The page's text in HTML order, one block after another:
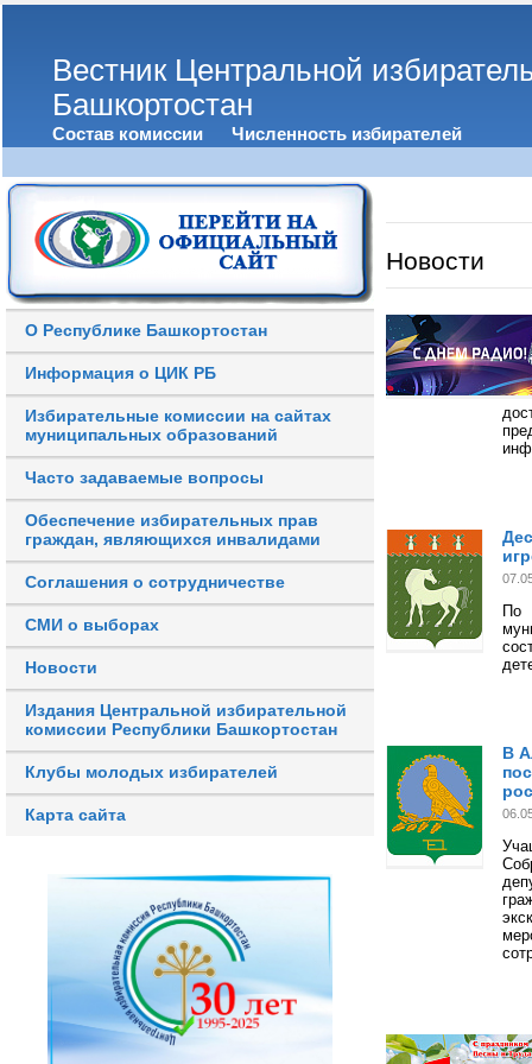
Вестник Центральной
Башкортостан
Состав комиссии Численность избирателей
О Республике Башкортостан
Информация о ЦИК РБ
Избирательные комиссии на сайтах
муниципальных образований
Часто задаваемые вопросы
Обеспечение избирательных прав
граждан, являющихся инвалидами
Соглашения о сотрудничестве
СМИ о выборах
Новости
Издания Центральной избирательной
комиссии Республики Башкортостан
Клубы молодых избирателей
Карта сайта
Новости
По
В